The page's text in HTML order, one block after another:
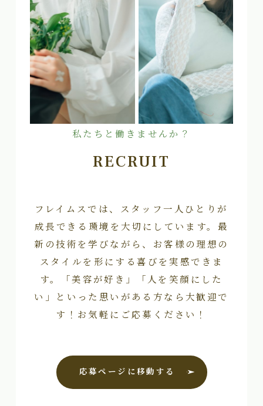
私たちと働きませんか？
RECRUIT
フレイムスでは、スタッフ一人ひとりが
成長できる環境を大切にしています。最
新の技術を学びながら、お客様の理想の
スタイルを形にする喜びを実感できま
す。「美容が好き」「人を笑顔にした
い」といった思いがある方なら大歓迎で
す！お気軽にご応募ください！
応募ページに移動する